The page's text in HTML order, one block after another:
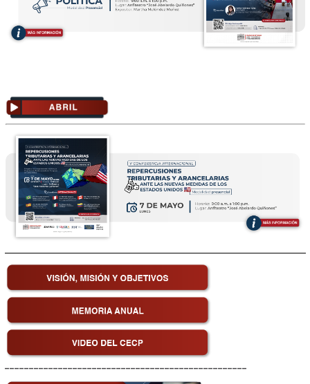
__________________________________________________